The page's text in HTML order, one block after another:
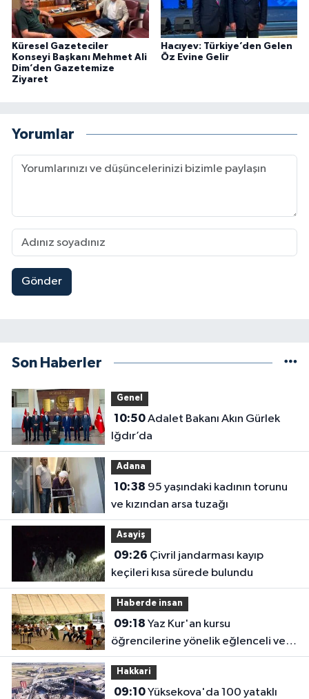
Küresel Gazeteciler
Konseyi Başkanı Mehmet Ali
Dim’den Gazetemize
Ziyaret
Hacıyev: Türkiye’den Gelen
Öz Evine Gelir
Yorumlar
Gönder
Son Haberler
Genel
10:50Adalet Bakanı Akın Gürlek
Iğdır’da
Adana
10:38
ve kızından arsa tuzağı
Asayiş
09:26
keçileri kısa sürede bulundu
Haberde insan
09:18
öğrencilerine yönelik eğlenceli ve
eğitici etkinlik
Hakkari
09:10Yüksekova'da 100 yataklı